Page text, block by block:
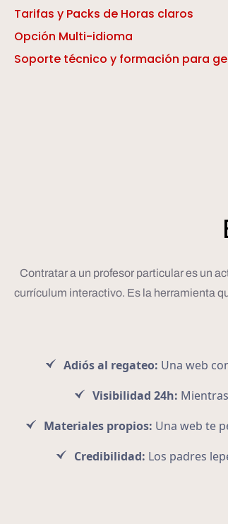
Tarifas y Packs de Horas claros
Opción Multi-idioma
Soporte técnico y formación para
Contratar a un profesor particular es un
currículum interactivo. Es la herramienta
Adiós al regateo: Una web
Visibilidad 24h:
Materiales propios: Una web te
Credibilidad: Los padres